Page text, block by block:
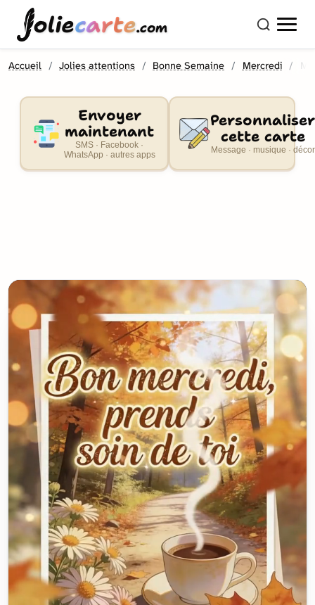
oliecarte.com
Accueil Jolies attentions Bonne Semaine Mercredi
Envoyer
maintenant
SMS · Facebook ·
WhatsApp · autres apps
Personnaliser
cette carte
Message · musique · décor